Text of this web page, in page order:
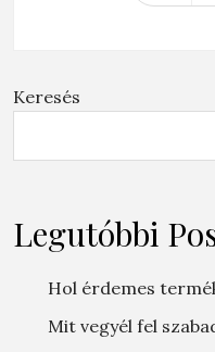
Keresés
Legutóbbi
Hol érdemes
Mit vegyél fel